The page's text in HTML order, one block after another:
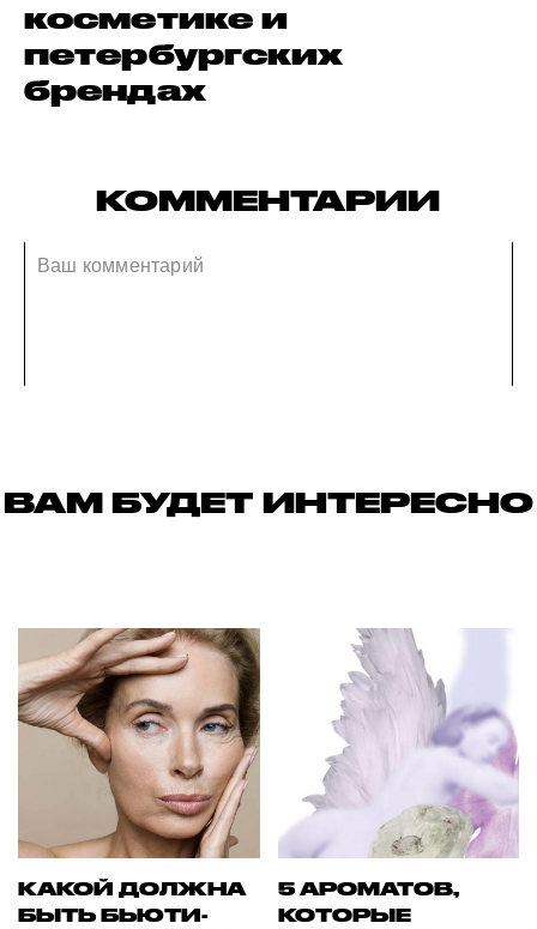
косметике и
петербургских
брендах
КОММЕНТАРИИ
ВАМ БУДЕТ ИНТЕРЕСНО
КАКОЙ ДОЛЖНА
БЫТЬ БЬЮТИ-
5 АРОМАТОВ,
КОТОРЫЕ